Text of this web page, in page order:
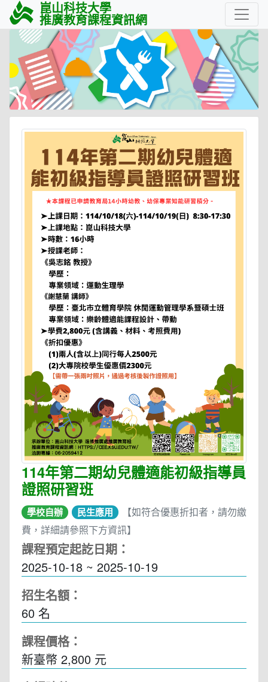
崑山科技大學
推廣教育課程資訊網
114年第二期幼兒體適能初級指導員
證照研習班
學校自辦 民生應用
【如符合優惠折扣者，請勿繳
費，詳細請參照下方資訊】
課程預定起訖日期：
2025-10-18 ~ 2025-10-19
招生名額：
60 名
課程價格：
新臺幣 2,800 元